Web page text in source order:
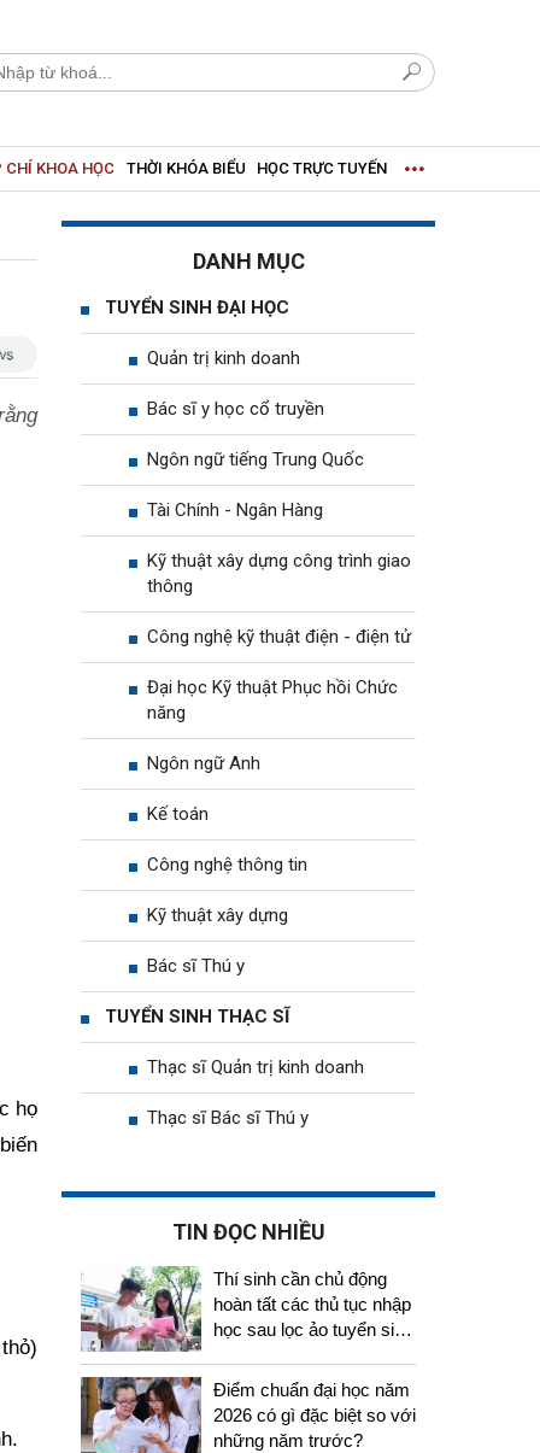
CHÍ KHOA HỌC THỜI KHÓA BIỂU HỌC TRỰC TUYẾN
họ
DANH MỤC
TUYỂN SINH ĐẠI HỌC
Quản trị kinh doanh
Bác sĩ y học cổ truyền
Ngôn ngữ tiếng Trung Quốc
Tài Chính - Ngân Hàng
Kỹ thuật xây dựng công trình giao
thông
Công nghệ kỹ thuật điện - điện tử
Đại học Kỹ thuật Phục hồi Chức
năng
Ngôn ngữ Anh
Kế toán
Công nghệ thông tin
Kỹ thuật xây dựng
Bác sĩ Thú y
TUYỂN SINH THẠC SĨ
Thạc sĩ Quản trị kinh doanh
Thạc sĩ Bác sĩ Thú y
TIN ĐỌC NHIỀU
Thí sinh cần chủ động
hoàn tất các thủ tục nhập
học sau lọc ảo tuyển sinh
Điểm chuẩn đại học năm
2026 có gì đặc biệt so với
những năm trước?